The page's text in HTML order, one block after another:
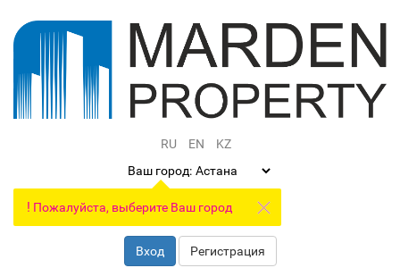
RU EN
KZ
Ваш город:
! Пожалуйста, выберите Ваш город
Вход Регистрация